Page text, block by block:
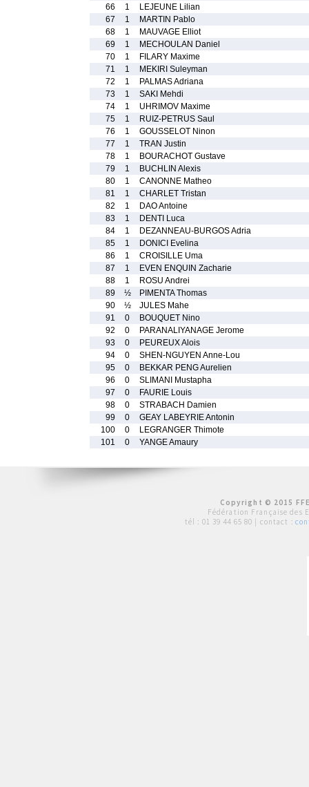
66
1
LEJEUNE Lilian
67
1
MARTIN Pablo
68
1
MAUVAGE Elliot
69
1
MECHOULAN Daniel
70
1
FILARY Maxime
71
1
MEKIRI Suleyman
72
1
PALMAS Adriana
73
1
SAKI Mehdi
74
1
UHRIMOV Maxime
75
1
RUIZ-PETRUS Saul
76
1
GOUSSELOT Ninon
77
1
TRAN Justin
78
1
BOURACHOT Gustave
79
1
BUCHLIN Alexis
80
1
CANONNE Matheo
81
1
CHARLET Tristan
82
1
DAO Antoine
83
1
DENTI Luca
84
1
DEZANNEAU-BURGOS Adria
85
1
DONICI Evelina
86
1
CROISILLE Uma
87
1
EVEN ENQUIN Zacharie
88
1
ROSU Andrei
89
½
PIMENTA Thomas
90
½
JULES Mahe
91
0
BOUQUET Nino
92
0
PARANALIYANAGE Jerome
93
0
PEUREUX Alois
94
0
SHEN-NGUYEN Anne-Lou
95
0
BEKKAR PENG Aurelien
96
0
SLIMANI Mustapha
97
0
FAURIE Louis
98
0
STRABACH Damien
99
0
GEAY LABEYRIE Antonin
100
0
LEGRANGER Thimote
101
0 YANGE Amaury
Copyright © 2015
Fédération Française des
tél : 01 39 44 65 80 | contact :